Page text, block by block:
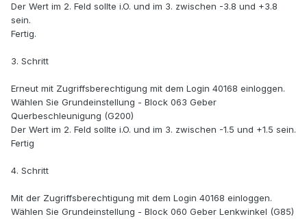
Der Wert im 2. Feld sollte i.O. und im 3. zwischen -3.8 und +3.8
sein.
Fertig.
3. Schritt
Erneut mit Zugriffsberechtigung mit dem Login 40168 einloggen.
Wählen Sie Grundeinstellung - Block 063 Geber
Querbeschleunigung (G200)
Der Wert im 2. Feld sollte i.O. und im 3. zwischen -1.5 und +1.5 sein.
Fertig
4. Schritt
Mit der Zugriffsberechtigung mit dem Login 40168 einloggen.
Wählen Sie Grundeinstellung - Block 060 Geber Lenkwinkel (G85)